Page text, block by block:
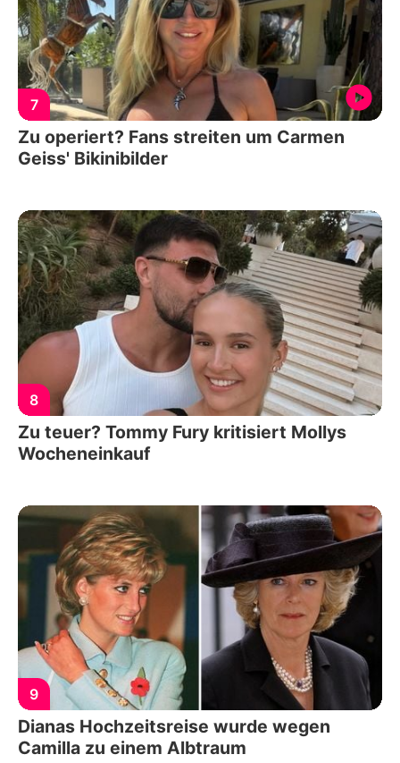
7
Zu operiert? Fans streiten um Carmen
Geiss' Bikinibilder
8
Zu teuer? Tommy Fury kritisiert Mollys
Wocheneinkauf
9
Dianas Hochzeitsreise wurde wegen
Camilla zu einem Albtraum